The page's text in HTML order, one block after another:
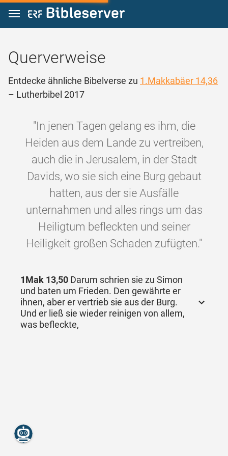
Zum Inhalt springen
Querverweise
Entdecke ähnliche Bibelverse zu 1.Makkabäer 14,36
– Lutherbibel 2017
"In jenen Tagen gelang es ihm, die
Heiden aus dem Lande zu vertreiben,
auch die in Jerusalem, in der Stadt
Davids, wo sie sich eine Burg gebaut
hatten, aus der sie Ausfälle
unternahmen und alles rings um das
Heiligtum befleckten und seiner
Heiligkeit großen Schaden zufügten."
1Mak 13,50 Darum schrien sie zu Simon
und baten um Frieden. Den gewährte er
ihnen, aber er vertrieb sie aus der Burg.
Und er ließ sie wieder reinigen von allem,
was befleckte,